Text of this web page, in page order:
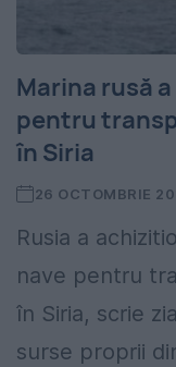
Marina rusă
pentru
în Siria
26 OCTOMBRIE
Rusia a
nave pentru
în Siria, scrie
surse proprii